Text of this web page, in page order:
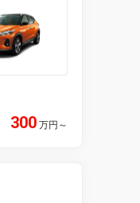
300 万円 ～